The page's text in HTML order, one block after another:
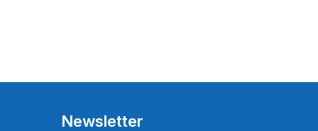
Newsletter